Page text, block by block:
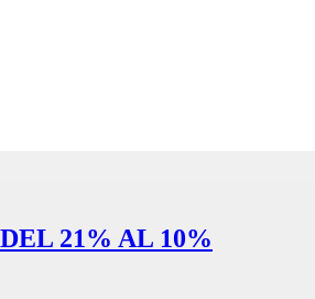
21% AL 10%